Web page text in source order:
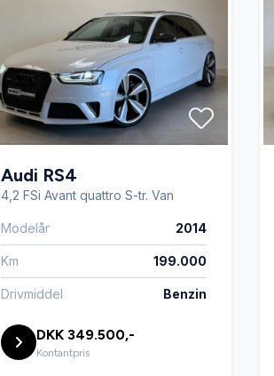
Audi RS4
4,2 FSi Avant quattro S-tr. Van
Modelår 2014
Km 199.000
Drivmiddel Benzin
DKK 349.500,-
Kontantpris